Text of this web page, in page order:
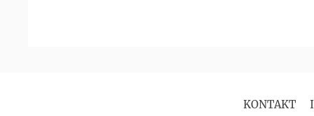
KONTAKT